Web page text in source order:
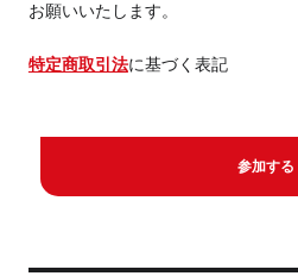
お願いいたします。
特定商取引法に基づく表記
参加する